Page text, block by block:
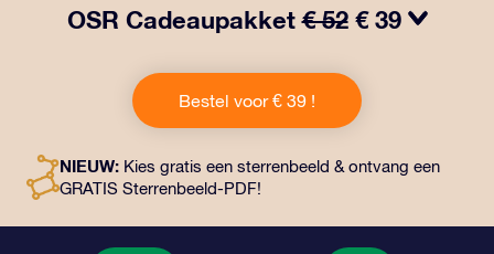
OSR Cadeaupakket€ 52 € 39
cadeau bevat een prachtige envelop en
gepersonaliseerde documenten die naar een adres
naar keuze worden verzonden, evenals digitale
een magische manier om een blijvend cadeau te geven
aan vrienden en dierbaren.
Bestel voor € 39 !
NIEUW: Kies gratis een sterrenbeeld & ontvang een
GRATIS Sterrenbeeld-PDF!